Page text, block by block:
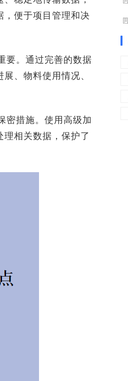
，便于项目管理和决
。通过完善的数据
、物料使用情况、
措施。使用高级加
相关数据，保护了